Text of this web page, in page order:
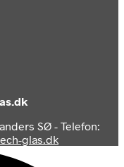
SØ - Telefon:
glas.dk